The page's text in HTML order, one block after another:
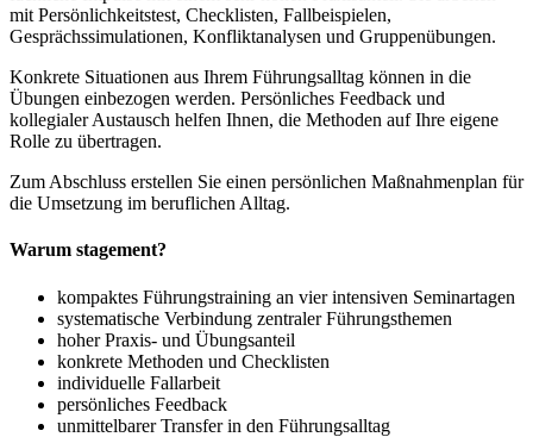
mit Persönlichkeitstest, Checklisten, Fallbeispielen,
Gesprächssimulationen, Konfliktanalysen und Gruppenübungen.
Konkrete Situationen aus Ihrem Führungsalltag können in die
Übungen einbezogen werden. Persönliches Feedback und
kollegialer Austausch helfen Ihnen, die Methoden auf Ihre eigene
Rolle zu übertragen.
Zum Abschluss erstellen Sie einen persönlichen Maßnahmenplan für
die Umsetzung im beruflichen Alltag.
Warum stagement?
kompaktes Führungstraining an vier intensiven Seminartagen
systematische Verbindung zentraler Führungsthemen
hoher Praxis- und Übungsanteil
konkrete Methoden und Checklisten
individuelle Fallarbeit
persönliches Feedback
unmittelbarer Transfer in den Führungsalltag